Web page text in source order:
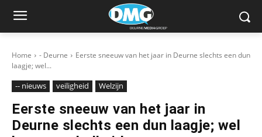
Home - Deurne
Eerste sneeuw van het jaar in Deurne slechts een dun
laagje; wel...
-- nieuws veiligheid Welzijn
Eerste sneeuw van het jaar in
Deurne slechts een dun laagje; wel